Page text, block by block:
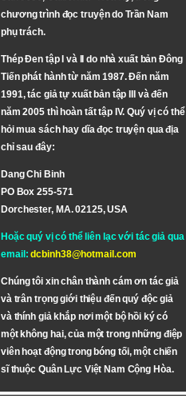
chương trình đọc truyện do Trần Nam
phụ trách.
Thép Đen tập I và II do nhà xuất bản Đông
Tiến phát hành từ năm 1987. Đến năm
1991, tác giả tự xuất bản tập III và đến
năm 2005 thì hoàn tất tập IV. Quý vị có thể
hỏi mua sách hay dĩa đọc truyện qua địa
chỉ sau đây:
Dang Chi Binh
PO Box 255-571
Dorchester, MA. 02125, USA
Hoặc quý vị có thể liên lạc với tác giả qua
email:dcbinh38@hotmail.com
Chúng tôi xin chân thành cám ơn tác giả
và trân trọng giới thiệu đến quý độc giả
và thính giả khắp nơi một bộ hồi ký có
một không hai, của một trong những điệp
viên hoạt động trong bóng tối, một chiến
sĩ thuộc Quân Lực Việt Nam Cộng Hòa.